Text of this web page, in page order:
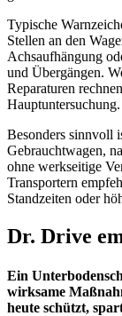
Typische
Stellen an den
Achsaufhängung
und Übergängen.
Reparaturen
Hauptuntersuchung.
Besonders sinnvoll
Gebrauchtwagen,
ohne werkseitige
Transportern
Standzeiten oder
Dr. Drive
Ein
wirksame
heute schützt,